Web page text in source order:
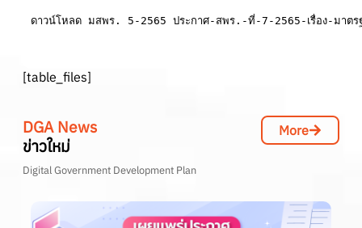
ดาวน์โหลด มสพร. 5-2565 ประกาศ-สพร.-ที่-7-2565-เรื่อง-มาต
[table_files]
DGA News
ข่าวใหม่
More
Digital Government Development Plan